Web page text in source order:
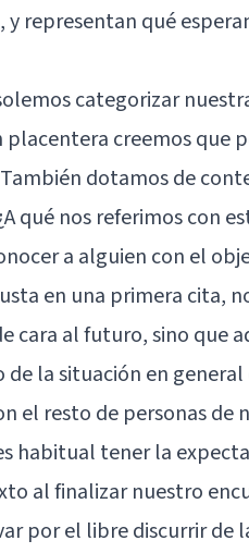
, y representan qué
categorizar
placentera creemos que
dotamos de
qué nos referimos con
a alguien con el
en una primera cita,
cara al futuro, sino que
de la situación en
el resto de personas de
habitual tener la
al finalizar nuestro
por el libre discurrir de